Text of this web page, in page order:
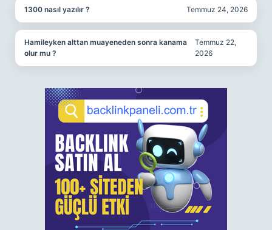
1300 nasıl yazılır ? Temmuz 24, 2026
Hamileyken alttan muayeneden sonra kanama
olur mu ?
Temmuz 22,
2026